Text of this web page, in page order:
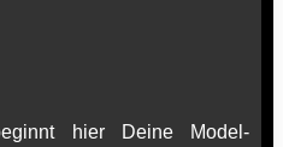
hier Deine Model-